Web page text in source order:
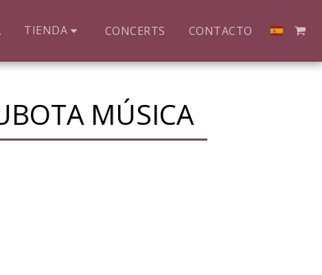
TIENDA CONCERTS CONTACTO
MÚSICA